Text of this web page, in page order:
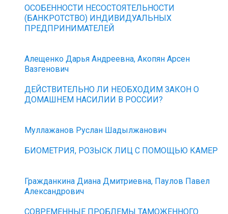
ОСОБЕННОСТИ НЕСОСТОЯТЕЛЬНОСТИ
(БАНКРОТСТВО) ИНДИВИДУАЛЬНЫХ
ПРЕДПРИНИМАТЕЛЕЙ
Алещенко Дарья Андреевна, Акопян Арсен
Вазгенович
ДЕЙСТВИТЕЛЬНО ЛИ НЕОБХОДИМ ЗАКОН О
ДОМАШНЕМ НАСИЛИИ В РОССИИ?
Муллажанов Руслан Шадылжанович
БИОМЕТРИЯ, РОЗЫСК ЛИЦ С ПОМОЩЬЮ КАМЕР
Гражданкина Диана Дмитриевна, Паулов Павел
Александрович
СОВРЕМЕННЫЕ ПРОБЛЕМЫ ТАМОЖЕННОГО